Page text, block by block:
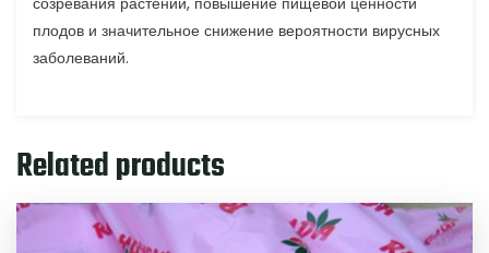
плодов и значительное снижение вероятности вирусных
заболеваний.
Related products